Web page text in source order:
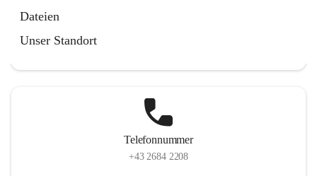
Dateien
Unser Standort
Telefonnummer
+43 2684 2208